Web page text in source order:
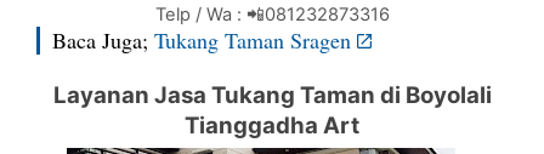
Telp / Wa : 📲081232873316
Baca Juga; Tukang Taman Sragen
Layanan Jasa Tukang Taman di Boyolali
Tianggadha Art